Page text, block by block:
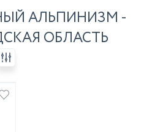
АЛЬПИНИЗМ -
ОБЛАСТЬ